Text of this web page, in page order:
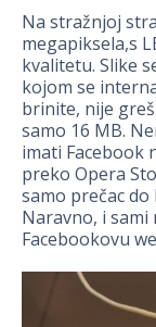
Na stražnjoj
megapiksela,s
kvalitetu. Slike
kojom se
brinite, nije
samo 16 MB.
imati Facebook
preko Opera
samo prečac
Naravno, i
Facebookovu